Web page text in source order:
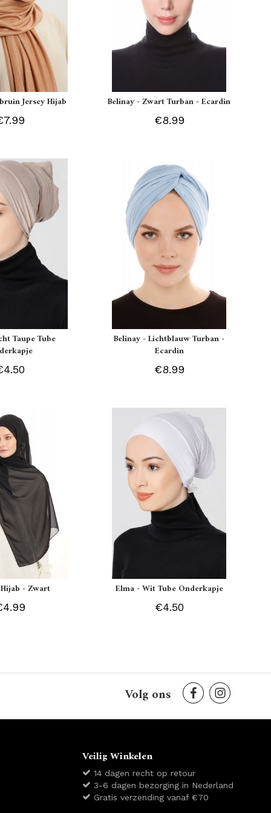
Jersey Hijab Belinay - Zwart Turban - Ecardin
€8.99
Taupe Tube
Belinay - Lichtblauw Turban -
Ecardin
€8.99
- Zwart Elma - Wit Tube Onderkapje
€4.50
Volg ons
Veilig Winkelen
14 dagen recht op retour
3-6 dagen bezorging in Nederland
Gratis verzending vanaf €70